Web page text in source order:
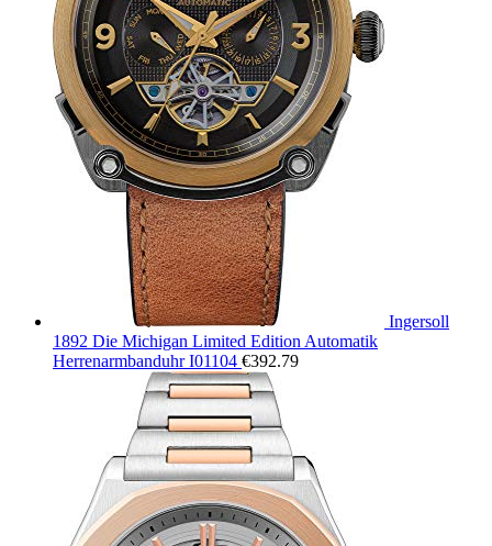
Ingersoll
1892 Die Michigan Limited Edition Automatik
Herrenarmbanduhr I01104 €392.79